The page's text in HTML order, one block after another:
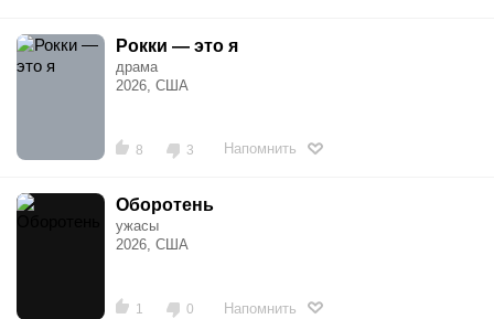
Рокки — это я
драма
2026, США
8 3 Напомнить
Оборотень
ужасы
2026, США
1 0 Напомнить